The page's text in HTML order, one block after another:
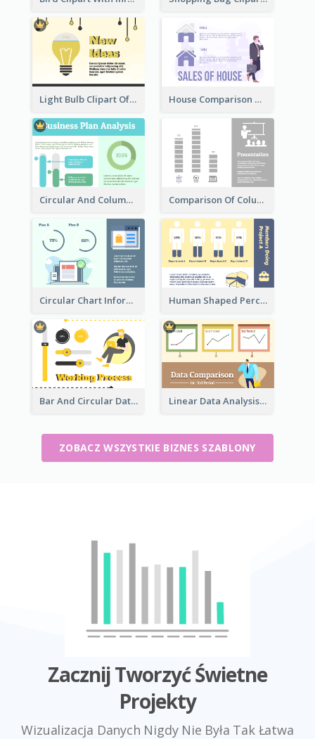
Light Bulb Clipart Of New Ideas House Comparison With Information
Circular And Column Information Comparison Of Column Clipart
Circular Chart Information Comparison Human Shaped Percentage
Bar And Circular Data Analysis Linear Data Analysis Comparison
ZOBACZ WSZYSTKIE BIZNES SZABLONY
Zacznij Tworzyć Świetne
Projekty
Wizualizacja Danych Nigdy Nie Była Tak Łatwa